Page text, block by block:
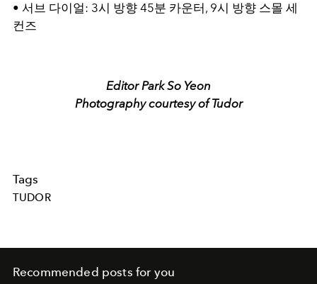
• 서브 다이얼: 3시 방향 45분 카운터, 9시 방향 스몰 세
컨즈
Editor Park So Yeon
Photography courtesy of Tudor
Tags
TUDOR
Recommended posts for you